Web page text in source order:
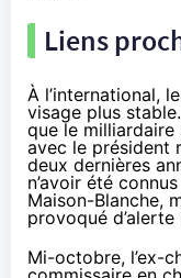
Liens
À l’international,
visage plus
que le
avec le président
deux dernières
n’avoir été
Maison-Blanche,
provoqué
Mi-octobre, l’ex-